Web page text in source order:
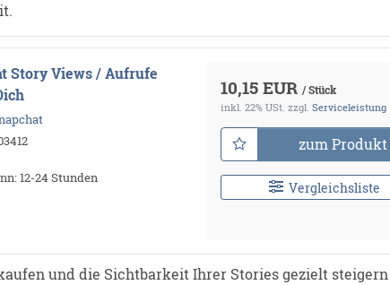
Story Views / Aufrufe
12-24 Stunden
10,15 EUR / Stück
inkl. 22% USt. zzgl. Serviceleistung
zum Produkt
Vergleichsliste
und die Sichtbarkeit Ihrer Stories gezielt